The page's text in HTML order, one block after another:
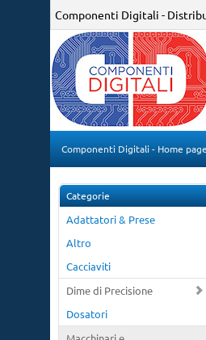
Componenti Digitali -
Componenti Digitali - Home page
Categorie
Adattatori & Prese
Altro
Cacciaviti
Dime di Precisione
Dosatori